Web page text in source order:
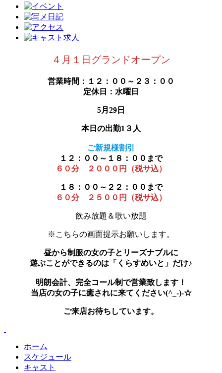
４月１日グランドオープン
営業時間：１２：００～２３：００
定休日：水曜日
5月29日
本日の出勤1３人
ご新規様割引
１２：００～１８：００まで
６０分 ２０００円（税サ込）
１８：００～２２：００まで
６０分 ２５００円（税サ込）
飲み放題＆歌い放題
※こちらの画面提示お願いします。
昼から制服の女の子とリーズナブルに
遊ぶことができるのは「くらすめいと」だけ♪
明朗会計、完全コール制で営業致します！
当店の女の子に癒されに来てください(^_-)-☆
ご来店お待ちしています。
ホーム
スケジュール
キャスト